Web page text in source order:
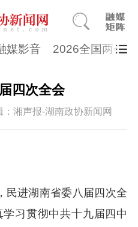
媒影音 2026全国两会
四次全会
：湘声报-湖南政协新闻网
进湖南省委八届四次全
习贯彻中共十九届四中